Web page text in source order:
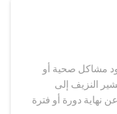
مشاكل صحية أو
النزيف إلى
نهاية دورة أو فترة